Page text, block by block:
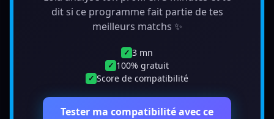
dit si ce programme fait partie de tes
meilleurs matchs ✨
✓ 3 mn
✓ 100% gratuit
✓ Score de compatibilité
Tester ma compatibilité avec ce